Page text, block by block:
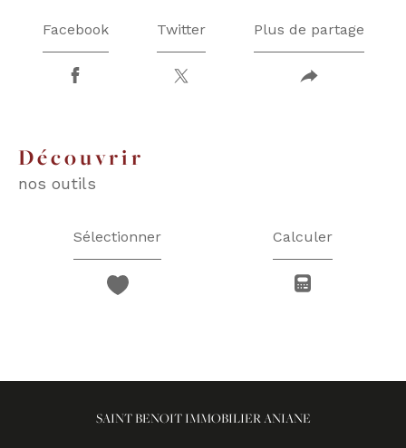
Facebook Twitter Plus de partage
découvrir
nos outils
Sélectionner Calculer
SAINT BENOIT IMMOBILIER ANIANE